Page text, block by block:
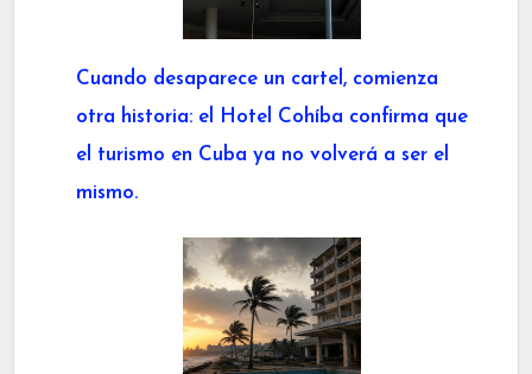
Cuando desaparece un cartel, comienza
otra historia: el Hotel Cohíba confirma que
el turismo en Cuba ya no volverá a ser el
mismo.